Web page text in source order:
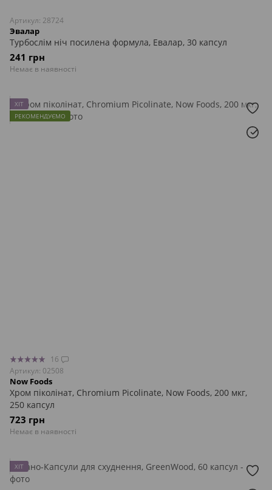
Артикул: 28724
Эвалар
Турбослім ніч посилена формула, Евалар, 30 капсул
241 грн
Немає в наявності
ХІТ
РЕКОМЕНДУЄМО
16
Артикул: 02508
Now Foods
Хром піколінат, Chromium Picolinate, Now Foods, 200 мкг,
250 капсул
723 грн
Немає в наявності
ХІТ